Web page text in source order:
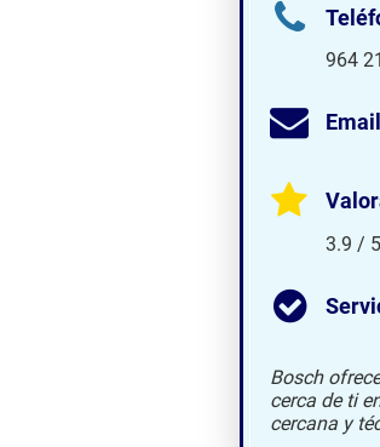
964
Email
3.9 /
Bosch
cerca de ti
cercana y